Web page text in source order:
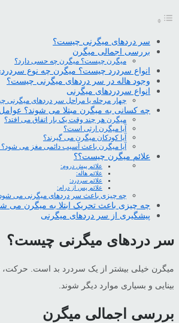
سر دردهای میگرنی چیست؟
بررسی اجمالی میگرن
میگرن چیست؟ میگرن چه حسی دارد؟
انواع سردرد چیست؟ میگرن چه نوع
وجود هاله در سر دردهای میگرنی چیست؟
انواع سردردهای میگرنی
چهار مرحله یا مراحل سر دردهای میگرنی
چه کسانی به میگرن مبتلا می شوند؟
میگرن هر چند وقت یک بار اتفاق می افتد؟
آیا میگرن ارثی است؟
آیا کودکان میگرن می گیرند؟
آیا میگرن باعث آسیب دائمی مغز می شود؟
علائم میگرن چیست؟؟
علائم پیش دروم:
علائم هاله:
علائم سردرد:
علائم پس از درام:
چه چیزی باعث سر دردهای میگرنی می
چه چیزی باعث تحریک ابتلا به میگرن می
پیشگیری از سر دردهای میگرنی
سر دردهای میگرنی چیست؟
میگرن خیلی بیشتر از یک سردرد بد است. حرکت،
بینایی و بسیاری موارد دیگر شوند.
بررسی اجمالی میگرن